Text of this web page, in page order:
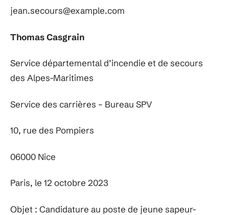
jean.secours@example.com
Thomas Casgrain
Service départemental d’incendie et de secours
des Alpes-Maritimes
Service des carrières – Bureau SPV
10, rue des Pompiers
06000 Nice
Paris, le 12 octobre 2023
Objet : Candidature au poste de jeune sapeur-